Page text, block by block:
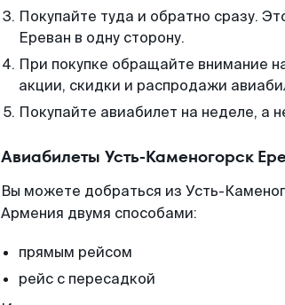
Покупайте туда и обратно сразу.
Ереван в одну сторону.
При покупке обращайте внимание
акции, скидки и распродажи
Покупайте авиабилет на неделе, а
Авиабилеты Усть-Каменогорск
Вы можете добраться из Усть-
Армения двумя способами:
прямым рейсом
рейс с пересадкой